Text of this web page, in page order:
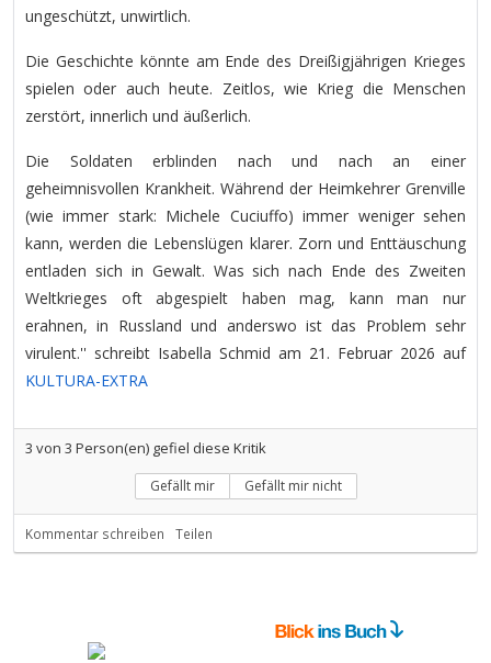
ungeschützt, unwirtlich.
Die Geschichte könnte am Ende des Dreißigjährigen Krieges
spielen oder auch heute. Zeitlos, wie Krieg die Menschen
zerstört, innerlich und äußerlich.
Die Soldaten erblinden nach und nach an einer
geheimnisvollen Krankheit. Während der Heimkehrer Grenville
(wie immer stark: Michele Cuciuffo) immer weniger sehen
kann, werden die Lebenslügen klarer. Zorn und Enttäuschung
entladen sich in Gewalt. Was sich nach Ende des Zweiten
Weltkrieges oft abgespielt haben mag, kann man nur
erahnen, in Russland und anderswo ist das Problem sehr
virulent.'' schreibt Isabella Schmid am 21. Februar 2026 auf
KULTURA-EXTRA
3 von 3 Person(en) gefiel diese Kritik
Gefällt mir Gefällt mir nicht
Kommentar schreiben Teilen